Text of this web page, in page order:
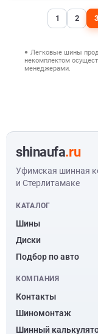
1 2 3
Легковые шины
некомплектом
менеджерами.
shinaufa.ru
Уфимская шинная
и Стерлитамаке
КАТАЛОГ
Шины
Диски
Подбор по авто
КОМПАНИЯ
Контакты
Шиномонтаж
Шинный